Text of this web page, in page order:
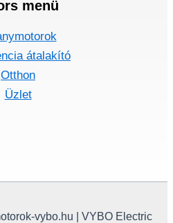
menü
átalakító
Otthon
Üzlet
vybo.hu | VYBO Electric